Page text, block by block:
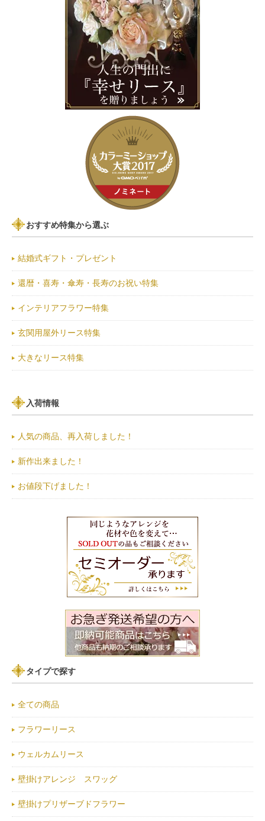
おすすめ特集から選ぶ
結婚式ギフト・プレゼント
還暦・喜寿・傘寿・長寿のお祝い特集
インテリアフラワー特集
玄関用屋外リース特集
大きなリース特集
入荷情報
人気の商品、再入荷しました！
新作出来ました！
お値段下げました！
タイプで探す
全ての商品
フラワーリース
ウェルカムリース
壁掛けアレンジ スワッグ
壁掛けプリザーブドフラワー